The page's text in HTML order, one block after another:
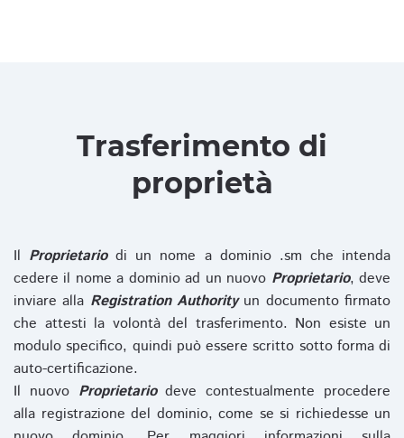
Trasferimento di
proprietà
Il Proprietariodi un nome a dominio .sm che intenda
cedere il nome a dominio ad un nuovo Proprietario, deve
inviare alla Registration Authorityun documento firmato
che attesti la volontà del trasferimento. Non esiste un
modulo specifico, quindi può essere scritto sotto forma di
auto-certificazione.
Il nuovo Proprietariodeve contestualmente procedere
alla registrazione del dominio, come se si richiedesse un